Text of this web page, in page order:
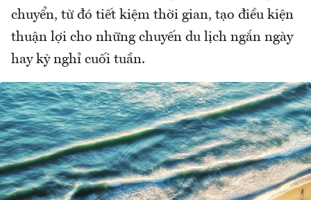
chuyển, từ đó tiết kiệm thời gian, tạo điều kiện
thuận lợi cho những chuyến du lịch ngắn ngày
hay kỳ nghỉ cuối tuần.